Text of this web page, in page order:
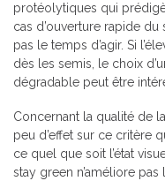
protéolytiques qui
cas d’ouverture rapide
pas le temps d’agir. Si
dès les semis, le choix
dégradable peut être
Concernant la qualité de
peu d’effet sur ce critère
ce quel que soit l’état
stay green n’améliore